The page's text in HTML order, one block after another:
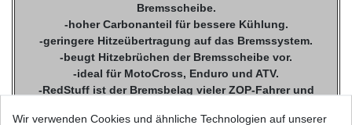
Bremsscheibe.
-hoher Carbonanteil für bessere Kühlung.
-geringere Hitzeübertragung auf das Bremssystem.
-beugt Hitzebrüchen der Bremsscheibe vor.
-ideal für MotoCross, Enduro und ATV.
-RedStuff ist der Bremsbelag vieler ZOP-Fahrer und
Wir verwenden Cookies und ähnliche Technologien auf unserer